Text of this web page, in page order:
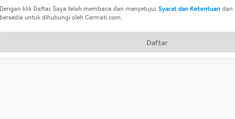
Dengan klik Daftar, Saya telah membaca dan menyetujui Syarat dan Ketentuan dan
bersedia untuk dihubungi oleh Cermati.com.
Daftar